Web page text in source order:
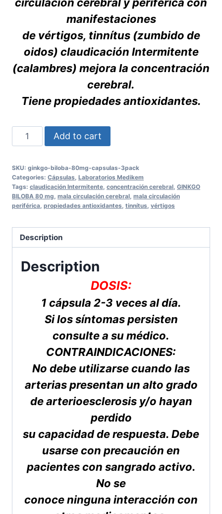
manifestaciones
de vértigos, tinnítus (zumbido de
oidos) claudicación Intermitente
(calambres) mejora la concentración
cerebral.
Tiene propiedades antioxidantes.
Ginkgo
Biloba
Cápsulas
2
Pack
quantity
Add to cart
SKU: ginkgo-biloba-80mg-capsulas-3pack
Categories: Cápsulas Laboratorios Medikem
Tags: claudicación Intermitente concentración cerebral GINKGO
BILOBA 80 mg mala circulación cerebral mala circulación
periférica propiedades antioxidantes tinnítus vértigos
Description
Description
DOSIS:
1 cápsula 2-3 veces al día.
Si los síntomas persisten
consulte a su médico.
CONTRAINDICACIONES:
No debe utilizarse cuando las
arterias presentan un alto grado
de arterioesclerosis y/o hayan
perdido
su capacidad de respuesta. Debe
usarse con precaución en
pacientes con sangrado activo.
No se
conoce ninguna interacción con